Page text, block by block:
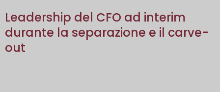
Leadership del CFO ad interim
durante la separazione e il carve-
out